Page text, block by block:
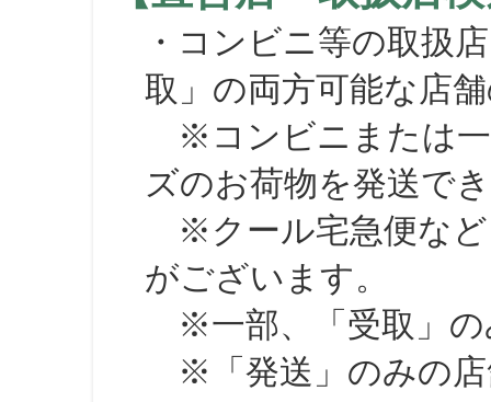
・コンビニ等の取扱
取」の両方可能な店
※コンビニまたは一
ズのお荷物を発送で
※クール宅急便など
がございます。
※一部、「受取」の
※「発送」のみの店